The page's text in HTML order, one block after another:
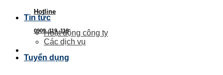
Hotline
0909. 119. 119
Tin tức
Hoạt động công ty
Các dịch vụ
Tuyển dụng